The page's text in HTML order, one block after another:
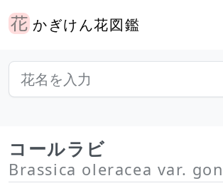
かぎけん花図鑑
コールラビ
Brassica oleracea var.